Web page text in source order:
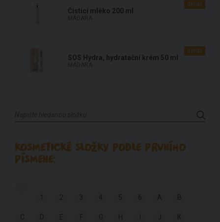
Čisticí mléko 200 ml
detail
SOS Hydra, hydratační krém 50 ml
detail
KOSMETICKÉ SLOŽKY PODLE PRVNÍHO
PÍSMENE:
1 2 3 4 5 6 A B
C D E F G H J K